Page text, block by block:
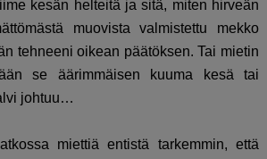
kesän helteitä ja sitä, miten hirveän
muovista valmistettu mekko
tehneeni oikean päätöksen. Tai mietin
se äärimmäisen kuuma kesä tai
johtuu…
miettiä entistä tarkemmin, että